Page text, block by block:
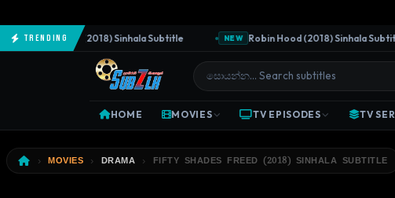
Trending
Predator (2018) Sinhala Subtitle NEW Robin Hood (2018) Sinhala Subtitle
HOME MOVIES TV EPISODES TV
MOVIES DRAMA FIFTY SHADES FREED (2018) SINHALA SUBTITLE